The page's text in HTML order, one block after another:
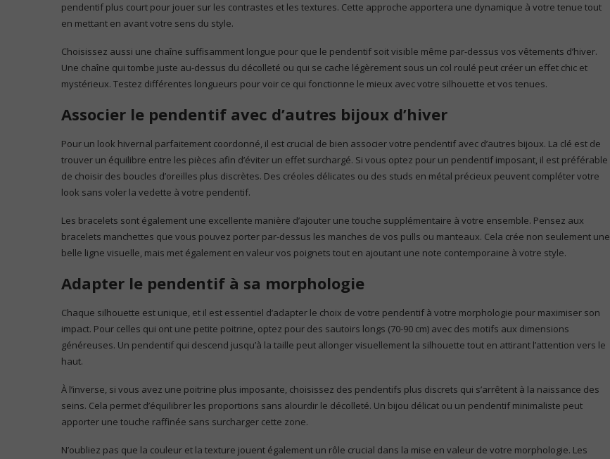
pendentif plus court pour jouer sur les contrastes et les textures. Cette approche apportera une dynamique à votre tenue tout
en mettant en avant votre sens du style.
Choisissez aussi une chaîne suffisamment longue pour que le pendentif soit visible même par-dessus vos vêtements d’hiver.
Une chaîne qui tombe juste au-dessus du décolleté ou qui se cache légèrement sous un col roulé peut créer un effet chic et
mystérieux. Testez différentes longueurs pour voir ce qui fonctionne le mieux avec votre silhouette et vos tenues.
Associer le pendentif avec d’autres bijoux d’hiver
Pour un look hivernal parfaitement coordonné, il est crucial de bien associer votre pendentif avec d’autres bijoux. La clé est de
trouver un équilibre entre les pièces afin d’éviter un effet surchargé. Si vous optez pour un pendentif imposant, il est préférable
de choisir des boucles d’oreilles plus discrètes. Des créoles délicates ou des studs en métal précieux peuvent compléter votre
look sans voler la vedette à votre pendentif.
Les bracelets sont également une excellente manière d’ajouter une touche supplémentaire à votre ensemble. Pensez aux
bracelets manchettes que vous pouvez porter par-dessus les manches de vos pulls ou manteaux. Cela crée non seulement une
belle ligne visuelle, mais met également en valeur vos poignets tout en ajoutant une note contemporaine à votre style.
Adapter le pendentif à sa morphologie
Chaque silhouette est unique, et il est essentiel d’adapter le choix de votre pendentif à votre morphologie pour maximiser son
impact. Pour celles qui ont une petite poitrine, optez pour des sautoirs longs (70-90 cm) avec des motifs aux dimensions
généreuses. Un pendentif qui descend jusqu’à la taille peut allonger visuellement la silhouette tout en attirant l’attention vers le
haut.
À l’inverse, si vous avez une poitrine plus imposante, choisissez des pendentifs plus discrets qui s’arrêtent à la naissance des
seins. Cela permet d’équilibrer les proportions sans alourdir le décolleté. Un bijou délicat ou un pendentif minimaliste peut
apporter une touche raffinée sans surcharger cette zone.
N’oubliez pas que la couleur et la texture jouent également un rôle crucial dans la mise en valeur de votre morphologie. Les